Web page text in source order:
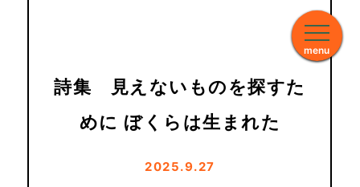
menu
詩集 見えないものを探すた
めに ぼくらは生まれた
2025.9.27